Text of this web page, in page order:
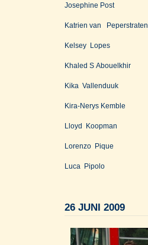
Josephine Post
Katrien van Peperstraten
Kelsey Lopes
Khaled S Abouelkhir
Kika Vallenduuk
Kira-Nerys Kemble
Lloyd Koopman
Lorenzo Pique
Luca Pipolo
26 JUNI 2009